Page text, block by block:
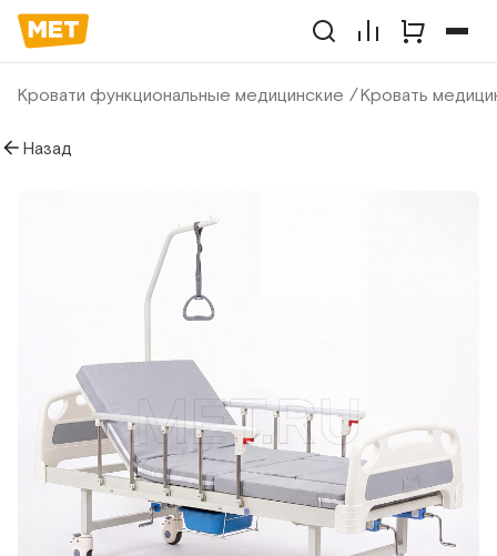
Кровати функциональные медицинские Кровать
Назад